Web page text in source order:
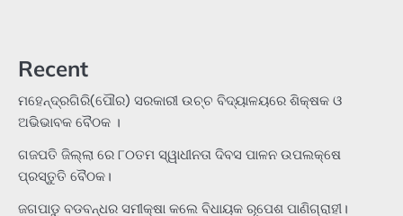
Recent
ମହେନ୍ଦ୍ରଗିରି(ପୌର) ସରକାରୀ ଉଚ୍ଚ ବିଦ୍ୟାଳୟରେ ଶିକ୍ଷକ ଓ
ଅଭିଭାବକ ବୈଠକ ।
ଗଜପତି ଜିଲ୍ଲା ରେ ୮୦ତମ ସ୍ୱାଧୀନତା ଦିବସ ପାଳନ ଉପଲକ୍ଷେ
ପ୍ରସ୍ତୁତି ବୈଠକ।
ଜଗପାଡୁ ବଡବନ୍ଧର ସମୀକ୍ଷା କଲେ ବିଧାୟକ ରୂପେଶ ପାଣିଗ୍ରାହୀ।